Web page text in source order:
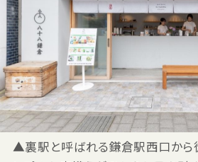
▲裏駅と呼ばれる鎌倉駅西口から